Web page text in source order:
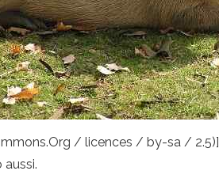
/ licences / by-sa / 2.5)]